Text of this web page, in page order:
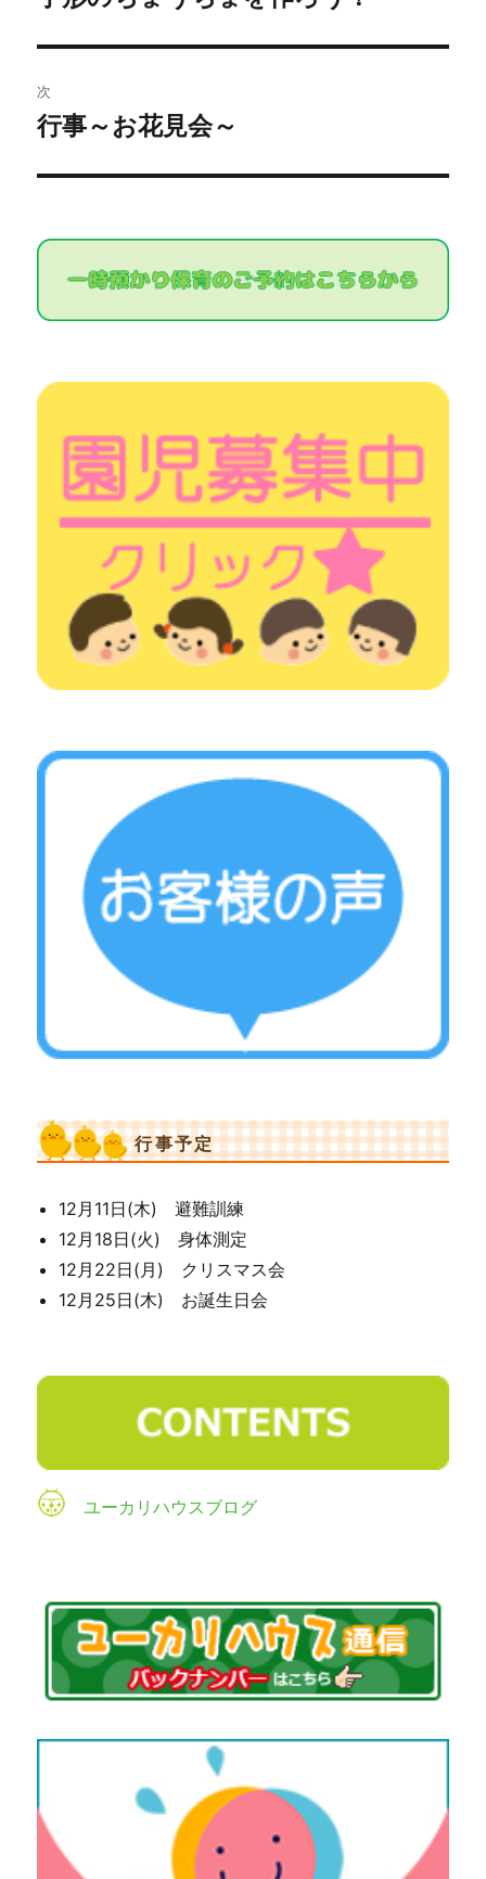
ビ
ゲ
ー
ョ
ン
の
投
稿:
次
次
投
行事～お花見会～
行事予定
12月11日(木) 避難訓練
12月18日(火) 身体測定
12月22日(月) クリスマス会
12月25日(木) お誕生日会
ユーカリハウスブログ